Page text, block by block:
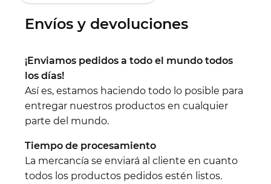
Envíos y devoluciones
¡Enviamos pedidos a todo el mundo todos
los días!
Así es, estamos haciendo todo lo posible para
entregar nuestros productos en cualquier
parte del mundo.
Tiempo de procesamiento
La mercancía se enviará al cliente en cuanto
todos los productos pedidos estén listos.